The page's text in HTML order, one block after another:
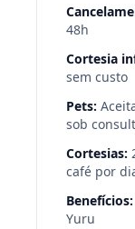
48h
Cortesia
sem custo
Pets:
sob
Cortesias:
café por
Benefícios:
Yuru